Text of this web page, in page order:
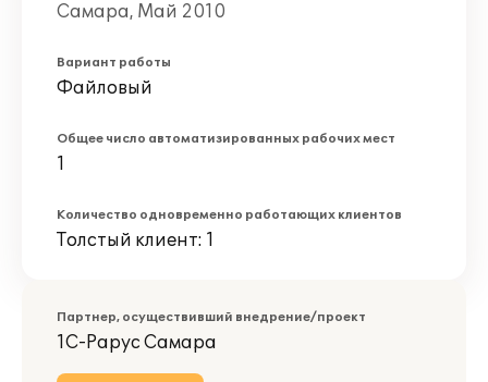
Самара, Май 2010
Вариант работы
Файловый
Общее число автоматизированных рабочих мест
1
Количество одновременно работающих клиентов
Толстый клиент: 1
Партнер, осуществивший внедрение/проект
1С-Рарус Самара